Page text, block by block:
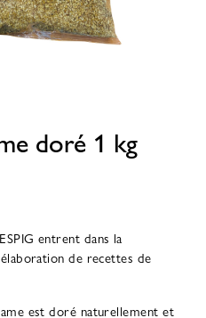
doré 1 kg
entrent dans la
de recettes de
est doré naturellement et